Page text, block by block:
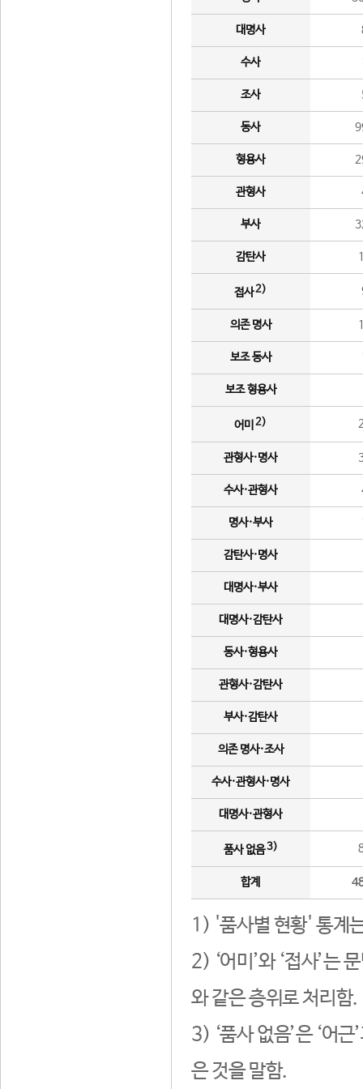
대명사
수사
조사
동사
형용사
관형사
부사
감탄사
접사2)
의존 명사
보조 동사
보조 형용사
어미 2)
관형사·명사
수사·관형사
명사·부사
감탄사·명사
대명사·부사
대명사·감탄사
동사·형용사
관형사·감탄사
부사·감탄사
의존 명사·조사
수사·관형사·명사
대명사·관형사
품사 없음3)
합계
1) '품사별 현황' 통계
2) ‘어미’와 ‘접사’는
와 같은 층위로 처리함.
3) ‘품사 없음’은 ‘어
은 것을 말함.